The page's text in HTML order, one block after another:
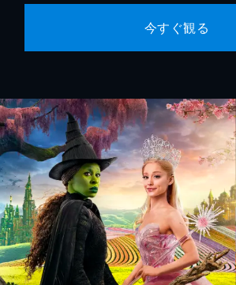
今すぐ観る